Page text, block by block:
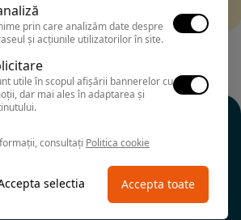
prin care analizăm date despre
și acțiunile utilizatorilor în site.
utile în scopul afișării bannerelor cu
dar mai ales în adaptarea și
consultați Politica cookie
selectia Accepta toate